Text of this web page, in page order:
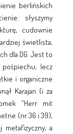
berlińskich
słyszymy
cudownie
świetlista,
dla DG. Jest to
lecz
i organiczne
Karajan (i za
"Herr mit
(nr 36 i 39),
metafizyczny, a